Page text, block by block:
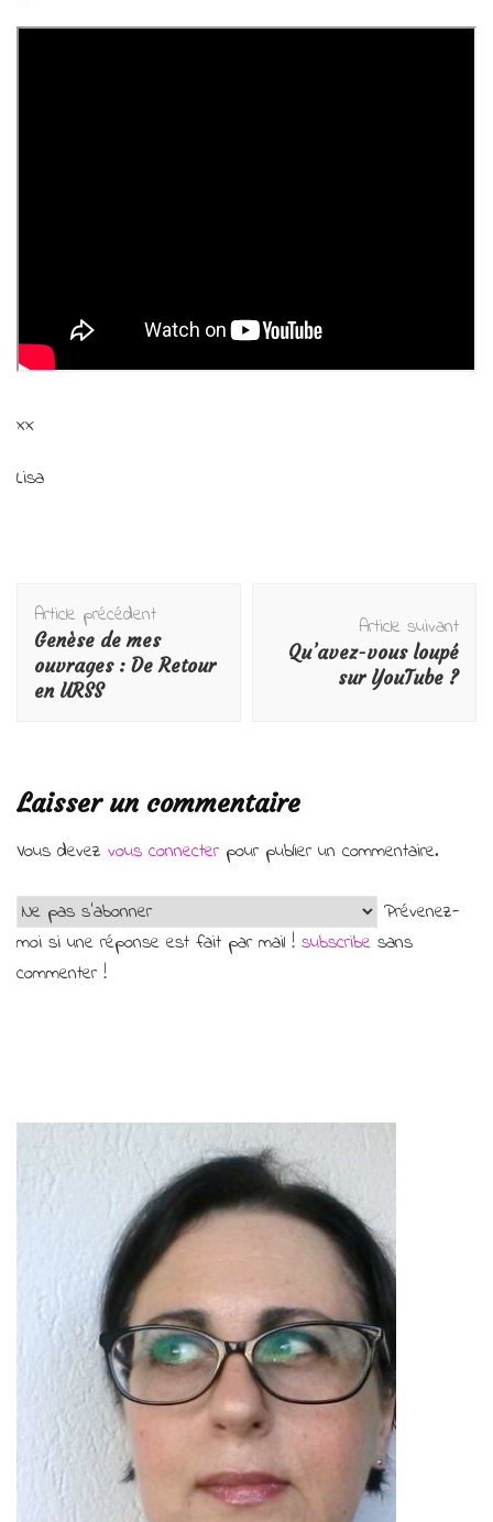
xx
Lisa
Navigation
d'article
Article précédent
Genèse de mes
ouvrages : De Retour
en URSS
Article suivant
Qu’avez-vous loupé
sur YouTube ?
Laisser un commentaire
Vous devez vous connecterpour publier un commentaire.
Prévenez-
moi si une réponse est fait par mail ! subscribe sans
commenter !